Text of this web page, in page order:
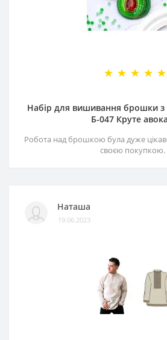
Набір для вишивання брошки з
Б-047 Круте
Робота над брошкою була дуже
своєю покупкою.
Наташа
19.06.2023